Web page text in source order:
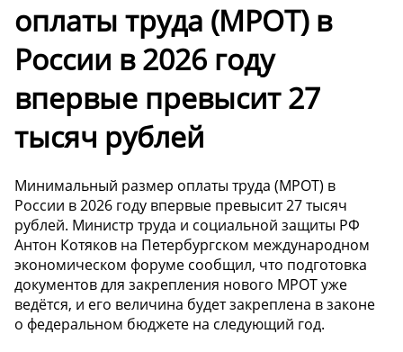
оплаты труда (МРОТ) в
России в 2026 году
впервые превысит 27
тысяч рублей
Минимальный размер оплаты труда (МРОТ) в
России в 2026 году впервые превысит 27 тысяч
рублей. Министр труда и социальной защиты РФ
Антон Котяков на Петербургском международном
экономическом форуме сообщил, что подготовка
документов для закрепления нового МРОТ уже
ведётся, и его величина будет закреплена в законе
о федеральном бюджете на следующий год.